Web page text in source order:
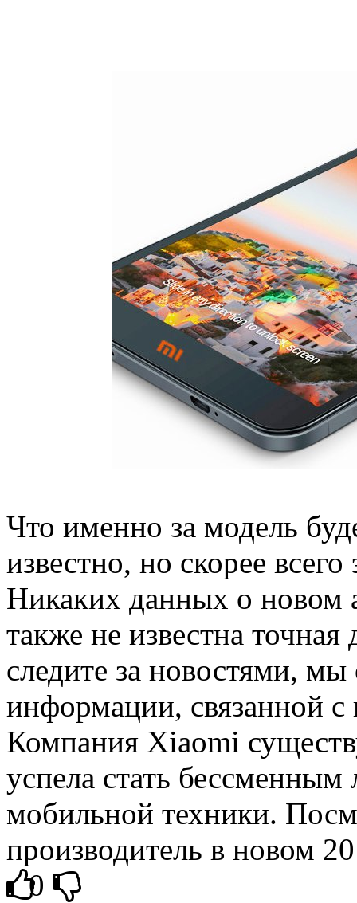
Что именно за модель
известно, но скорее
Никаких данных о новом
также не известна
следите за новостями,
информации, связанной с
Компания Xiaomi
успела стать
мобильной техники.
производитель в новом
0